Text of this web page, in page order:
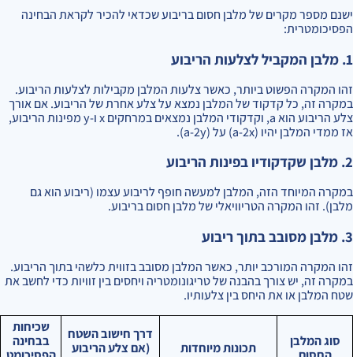
ישנם מספר מקרים של מלבן חסום בריבוע שכדאי להכיר לקראת הבחינה
הפסיכומטרית:
1. מלבן המקביל לצלעות הריבוע
זהו המקרה הפשוט ביותר, כאשר צלעות המלבן מקבילות לצלעות הריבוע.
במקרה זה, כל קדקוד של המלבן נמצא על צלע אחרת של הריבוע. אם אורך
צלע הריבוע הוא a, וקדקודי המלבן נמצאים במרחקים x ו-y מפינות הריבוע,
אז ממדי המלבן יהיו (a-2x) על (a-2y).
2. מלבן שקדקודיו בפינות הריבוע
במקרה המיוחד הזה, המלבן למעשה חופף לריבוע עצמו (ריבוע הוא גם
מלבן). זהו המקרה הטריוויאלי של מלבן חסום בריבוע.
3. מלבן מסובב בתוך ריבוע
זהו המקרה המורכב יותר, כאשר המלבן מסובב בזווית כלשהי בתוך הריבוע.
במקרה זה, יש צורך בהבנה של טריגונומטריה ויחסים בין זוויות כדי לחשב את
שטח המלבן או את היחס בין צלעותיו.
סוג המלבן
תכונות מיוחדות
דרך חישוב השטח
(אם צלע הריבוע
שכיחות
בבחינה